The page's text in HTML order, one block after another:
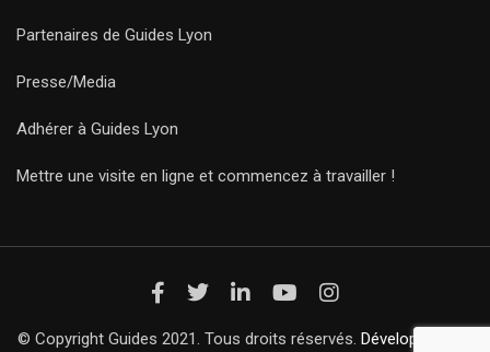
Partenaires de Guides Lyon
Presse/Media
Adhérer à Guides Lyon
Mettre une visite en ligne et commencez à travailler !
© Copyright Guides 2021. Tous droits réservés. Développement